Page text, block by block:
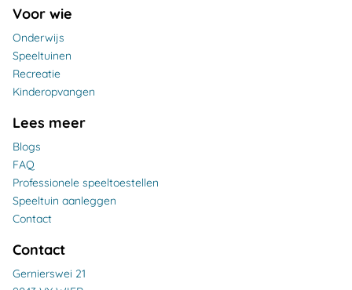
Voor wie
Onderwijs
Speeltuinen
Recreatie
Kinderopvangen
Lees meer
Blogs
FAQ
Professionele speeltoestellen
Speeltuin aanleggen
Contact
Contact
Gernierswei 21